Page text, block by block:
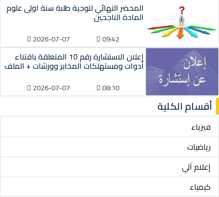
المحضر النهائي لتوجية طلبة سنة اولى علوم
المادة الناجحين
09:42
2026-07-07
إعلان الاستشارة رقم 10 المتعلقة باقتناء
أدوات ومستهلكات المخابر وورشات + الملف
08:10
2026-07-07
أقسام الكلية
فيزياء
رياضيات
إعلام آلي
كيمياء